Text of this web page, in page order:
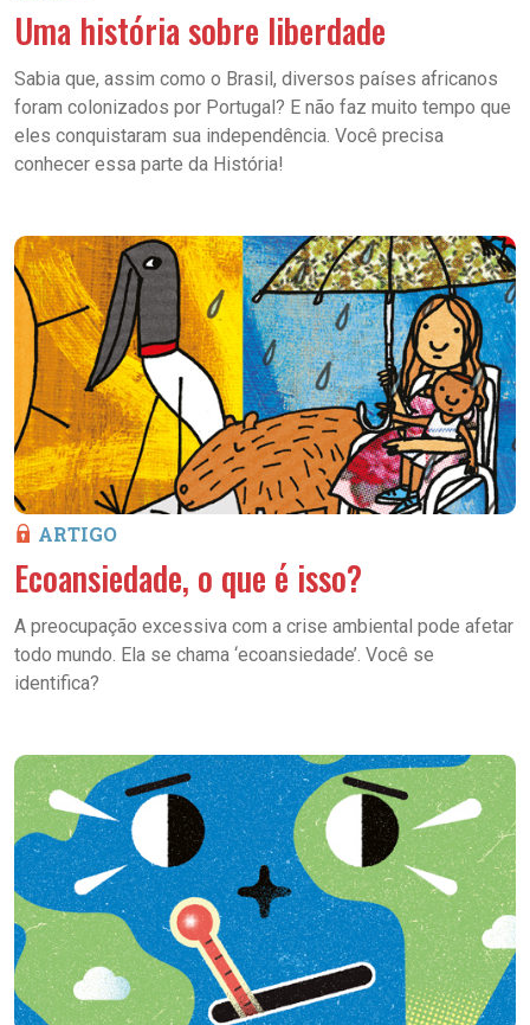
Uma história sobre liberdade
Sabia que, assim como o Brasil, diversos países africanos
foram colonizados por Portugal? E não faz muito tempo que
eles conquistaram sua independência. Você precisa
conhecer essa parte da História!
ARTIGO
Ecoansiedade, o que é isso?
A preocupação excessiva com a crise ambiental pode afetar
todo mundo. Ela se chama ‘ecoansiedade’. Você se
identifica?